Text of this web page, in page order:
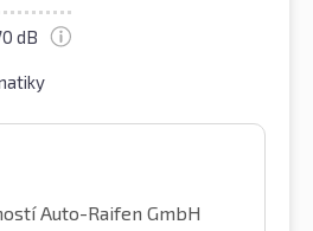
dB
Auto-Raifen GmbH